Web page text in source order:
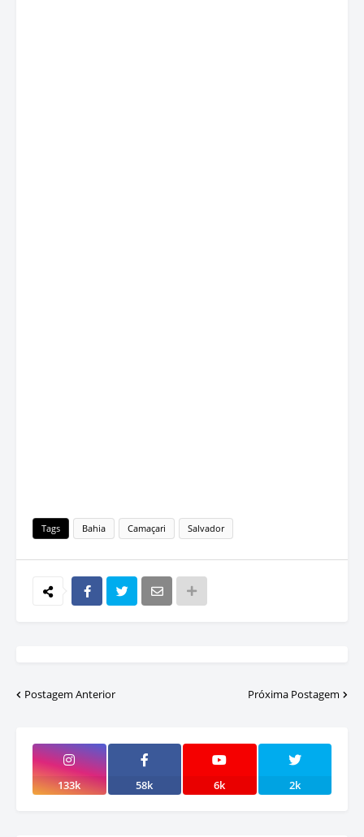
Tags Bahia Camaçari Salvador
Postagem Anterior Próxima Postagem
133k 58k 6k 2k